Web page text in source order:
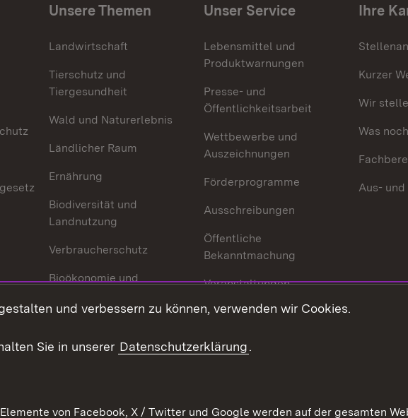
Unsere Themen
Landwirtschaft
Tierschutz und
Tiergesundheit
Wald und Naturerlebnis
Ländlicher Raum
Ernährung
Biodiversität und
Landnutzung
Verbraucherschutz
Bioökonomie und
Unser Service
Lebensmittel und
Produktwarnungen
Presse- und
Öffentlichkeitsarbeit
Wettbewerbe und
Auszeichnungen
Förderprogramme
Ausschreibungen
Öffentliche
Bekanntmachung
Veranstaltungen
Mediathek
Publikationen
Ihre
Kurzer
Wir
Was
Aus-
und verbessern zu können, verwenden wir Cookies.
Sie in unserer Datenschutzerklärung.
von Facebook, X / Twitter und Google werden auf der gesamten